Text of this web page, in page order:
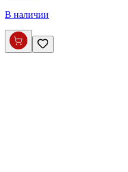
В наличии